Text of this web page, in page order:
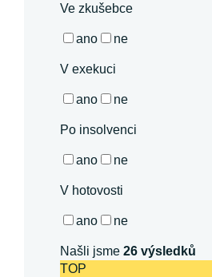
Ve zkušebce
ano ne
V exekuci
ano ne
Po insolvenci
ano ne
V hotovosti
ano ne
Našli jsme26 výsledků
TOP